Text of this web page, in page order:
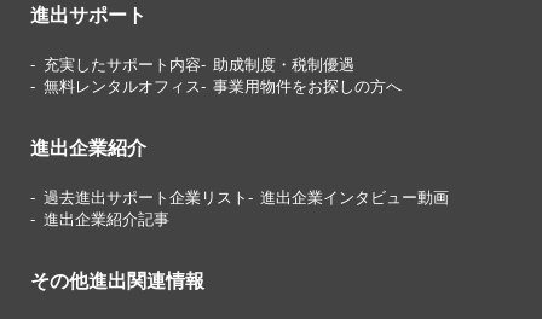
進出サポート
充実したサポート内容
助成制度・税制優遇
無料レンタルオフィス
事業用物件をお探しの方へ
進出企業紹介
過去進出サポート企業リスト
進出企業インタビュー動画
進出企業紹介記事
その他進出関連情報